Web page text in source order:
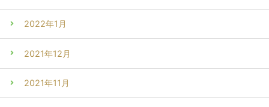
2022年1月
2021年12月
2021年11月